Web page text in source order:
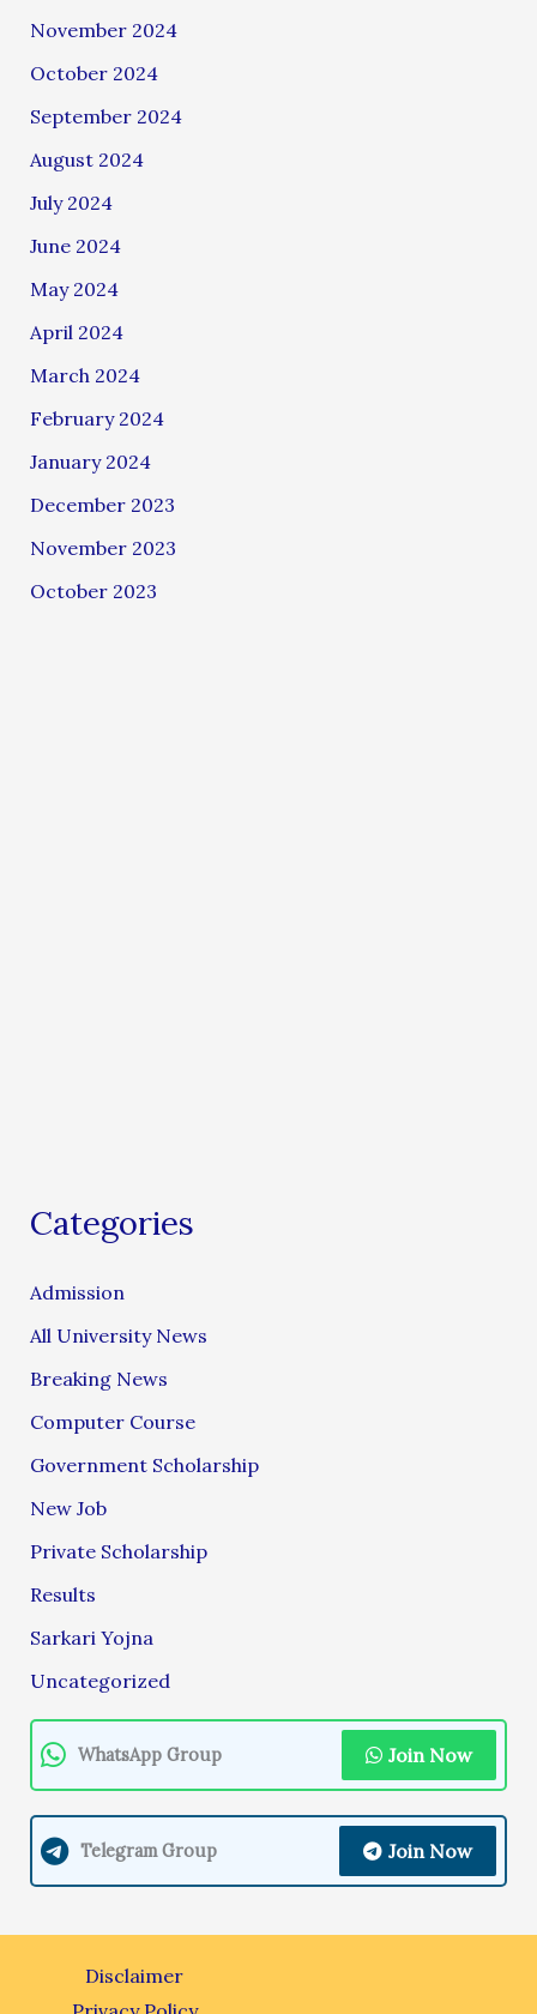
November 2024
October 2024
September 2024
August 2024
July 2024
June 2024
May 2024
April 2024
March 2024
February 2024
January 2024
December 2023
November 2023
October 2023
Categories
Admission
All University News
Breaking News
Computer Course
Government Scholarship
New Job
Private Scholarship
Results
Sarkari Yojna
Uncategorized
WhatsApp Group Join Now
Telegram Group Join Now
Disclaimer